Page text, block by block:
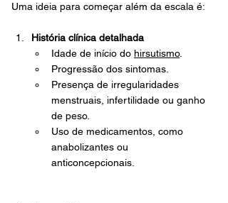
Uma ideia para começar além da escala é:
História clínica detalhada
Idade de início do hirsutismo.
Progressão dos sintomas.
Presença de irregularidades
menstruais, infertilidade ou ganho
de peso.
Uso de medicamentos, como
anabolizantes ou
anticoncepcionais.